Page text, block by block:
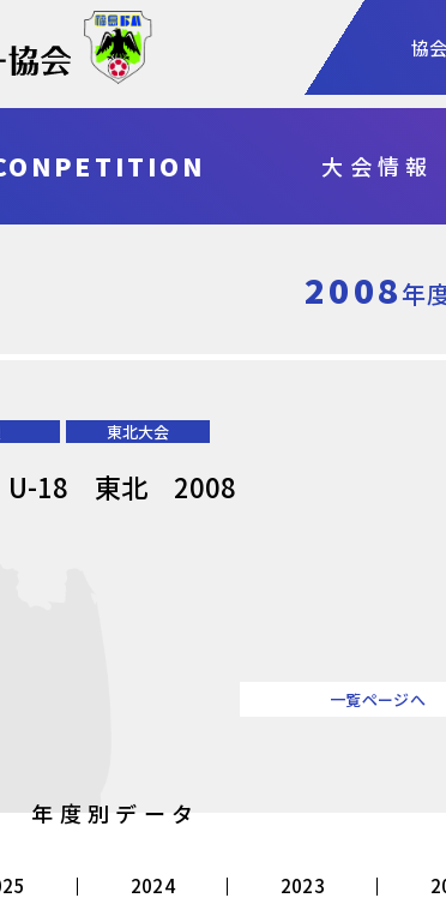
協
協会概要 予算・決算
女子
シニア
県総体・東北総体
国体
審判 指導者
加盟登録 各種申請
大会情報
2008年
東北大会
U-18 東北 2008
一覧ページへ
年度別データ
2024 2023